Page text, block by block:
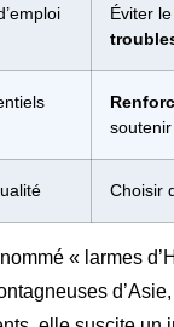
Éviter
Choisir
« larmes